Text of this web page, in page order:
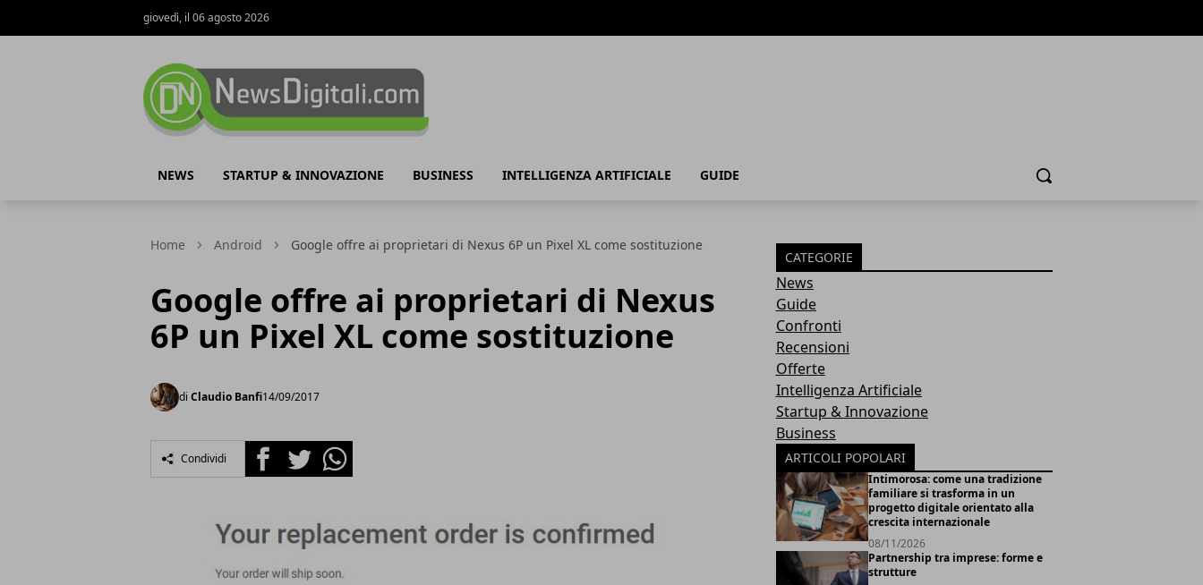
giovedì, il 06 agosto 2026
NEWS STARTUP & INNOVAZIONE BUSINESS INTELLIGENZA ARTIFICIALE GUIDE Cerca
Home Android Google offre ai proprietari di Nexus 6P un Pixel XL come sostituzione
Google offre ai proprietari di Nexus
6P un Pixel XL come sostituzione
di Claudio Banfi14/09/2017
Condividi FacebookTwitterWhatsapp
CATEGORIE
News
Guide
Confronti
Recensioni
Offerte
Intelligenza Artificiale
Startup & Innovazione
Business
ARTICOLI POPOLARI
Intimorosa: come una tradizione
familiare si trasforma in un
progetto digitale orientato alla
crescita internazionale
08/11/2026
Partnership tra imprese: forme e
strutture